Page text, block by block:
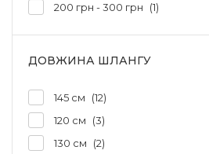
200 грн - 300 грн 1
ДОВЖИНА ШЛАНГУ
120 см
3
130 см
2
145 см 12